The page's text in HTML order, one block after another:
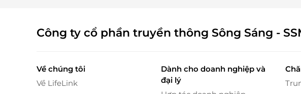
Công ty cổ phần truyền thông Sông Sáng -
Về chúng tôi
Về LifeLink
Dành cho doanh nghiệp và
đại lý